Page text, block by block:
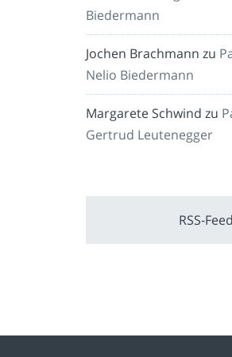
Biedermann
Jochen Brachmann zu
Nelio Biedermann
Margarete Schwind zu
Gertrud Leutenegger
RSS-Feed